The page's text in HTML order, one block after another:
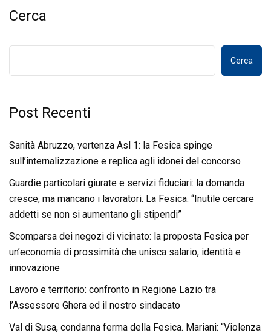
Cerca
Cerca
Post Recenti
Sanità Abruzzo, vertenza Asl 1: la Fesica spinge
sull’internalizzazione e replica agli idonei del concorso
Guardie particolari giurate e servizi fiduciari: la domanda
cresce, ma mancano i lavoratori. La Fesica: “Inutile cercare
addetti se non si aumentano gli stipendi”
Scomparsa dei negozi di vicinato: la proposta Fesica per
un’economia di prossimità che unisca salario, identità e
innovazione
Lavoro e territorio: confronto in Regione Lazio tra
l’Assessore Ghera ed il nostro sindacato
Val di Susa, condanna ferma della Fesica. Mariani: “Violenza